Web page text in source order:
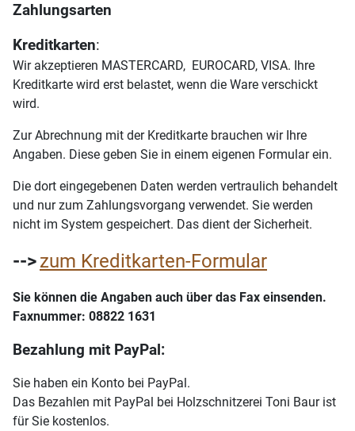
Zahlungsarten
Kreditkarten:
Wir akzeptieren MASTERCARD, EUROCARD, VISA. Ihre
Kreditkarte wird erst belastet, wenn die Ware verschickt
wird.
Zur Abrechnung mit der Kreditkarte brauchen wir Ihre
Angaben. Diese geben Sie in einem eigenen Formular ein.
Die dort eingegebenen Daten werden vertraulich behandelt
und nur zum Zahlungsvorgang verwendet. Sie werden
nicht im System gespeichert. Das dient der Sicherheit.
-->zum Kreditkarten-Formular
Sie können die Angaben auch über das Fax einsenden.
Faxnummer: 08822 1631
Bezahlung mit PayPal:
Sie haben ein Konto bei PayPal.
Das Bezahlen mit PayPal bei Holzschnitzerei Toni Baur ist
für Sie kostenlos.